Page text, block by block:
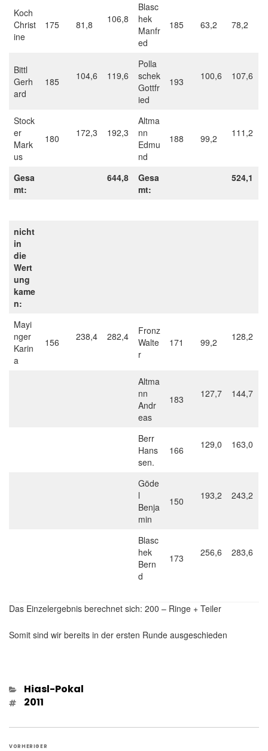
Koch
Christ
ine
175 81,8 106,8
Blasc
hek
Manfr
ed
185 63,2 78,2
Bittl
Gerh
ard
185 104,6 119,6
Polla
schek
Gottfr
ied
193 100,6 107,6
Stock
er
Mark
us
180 172,3 192,3
Altma
nn
Edmu
nd
188 99,2 111,2
Gesa
mt:
644,8
Gesa
mt:
524,1
nicht
in
die
Wert
ung
kame
n:
Mayi
nger
Karin
a
156 238,4 282,4
Fronz
Walte
r
171 99,2 128,2
Altma
nn
Andr
eas
183 127,7 144,7
Berr
Hans
sen.
166 129,0 163,0
Göde
l
Benja
min
150 193,2 243,2
Blasc
hek
Bern
d
173 256,6 283,6
Das Einzelergebnis berechnet sich: 200 – Ringe + Teiler
Somit sind wir bereits in der ersten Runde ausgeschieden
Kategorien
Hiasl-Pokal
Schlagwörter
2011
VORHERIGER